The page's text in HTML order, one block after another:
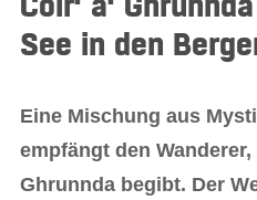
Coir‘ a‘
See in den
Eine Mischung aus
empfängt den Wanderer,
Ghrunnda begibt. Der